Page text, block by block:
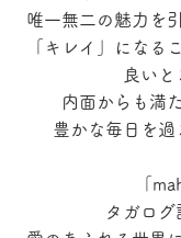
唯一無二の魅力を
「キレイ」になる
良いと
内面からも満
豊かな毎日を過
「
タガログ